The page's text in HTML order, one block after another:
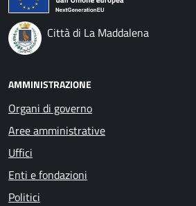
Città di La Maddalena
AMMINISTRAZIONE
Organi di governo
Aree amministrative
Uffici
Enti e fondazioni
Politici